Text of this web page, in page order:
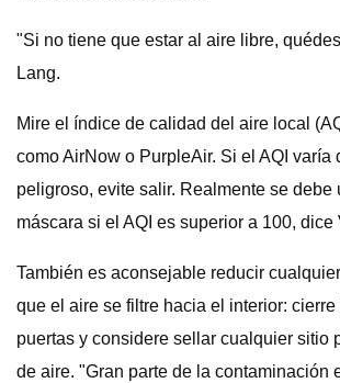
"Si no tiene que estar al aire libre,
Lang.
Mire el índice de calidad del aire local
como AirNow o PurpleAir. Si el AQI varía
peligroso, evite salir. Realmente se debe
máscara si el AQI es superior a 100, dice
También es aconsejable reducir
que el aire se filtre hacia el interior:
puertas y considere sellar cualquier sitio
de aire. "Gran parte de la contaminación